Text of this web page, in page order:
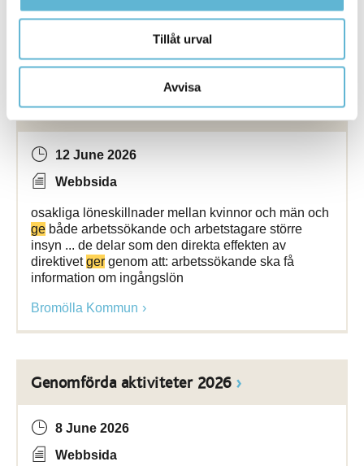
Tillåt urval
Avvisa
Lönetransparensdirektivet
12 June 2026
Webbsida
osakliga löneskillnader mellan kvinnor och män och
ge både arbetssökande och arbetstagare större
insyn ... de delar som den direkta effekten av
direktivetger genom att: arbetssökande ska få
information om ingångslön
Bromölla Kommun
Genomförda aktiviteter 2026
8 June 2026
Webbsida